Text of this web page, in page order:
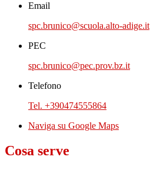
Email
spc.brunico@scuola.alto-adige.it
PEC
spc.brunico@pec.prov.bz.it
Telefono
Tel. +390474555864
Naviga su Google Maps
Cosa serve